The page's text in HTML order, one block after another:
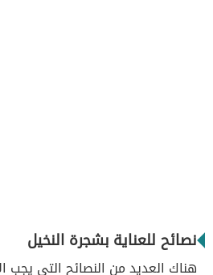
نصائح للعناية بشجرة النخيل
هناك العديد من النصائح التي يجب